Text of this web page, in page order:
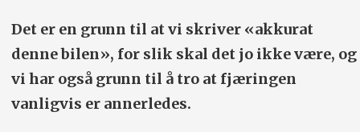
Det er en grunn til at vi skriver «akkurat
denne bilen», for slik skal det jo ikke være, og
vi har også grunn til å tro at fjæringen
vanligvis er annerledes.